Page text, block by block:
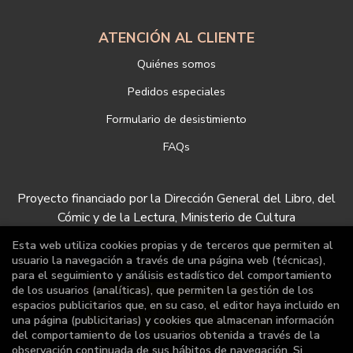
ATENCIÓN AL CLIENTE
Quiénes somos
Pedidos especiales
Formulario de desistimiento
FAQs
Proyecto financiado por la Dirección General del Libro, del
Cómic y de la Lectura, Ministerio de Cultura
Esta web utiliza cookies propias y de terceros que permiten al
usuario la navegación a través de una página web (técnicas),
para el seguimiento y análisis estadístico del comportamiento
de los usuarios (analíticas), que permiten la gestión de los
espacios publicitarios que, en su caso, el editor haya incluido en
una página (publicitarias) y cookies que almacenan información
del comportamiento de los usuarios obtenida a través de la
observación continuada de sus hábitos de navegación. Si